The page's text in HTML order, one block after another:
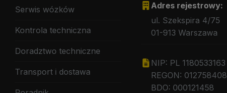
Serwis wózków
Kontrola techniczna
Doradztwo techniczne
Transport i dostawa
Adres rejestrowy:
ul. Szekspira 4/75
01-913 Warszawa
NIP: PL 1180533163
REGON: 012758408
BDO: 000121458